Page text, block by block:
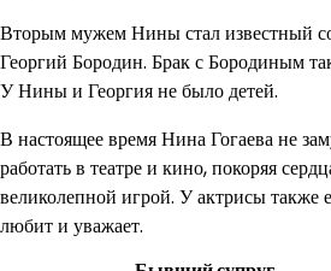
Вторым мужем Нины стал известный
Георгий Бородин. Брак с Бородиным
У Нины и Георгия не было детей.
В настоящее время Нина Гогаева не
работать в театре и кино, покоряя
великолепной игрой. У актрисы также
любит и уважает.